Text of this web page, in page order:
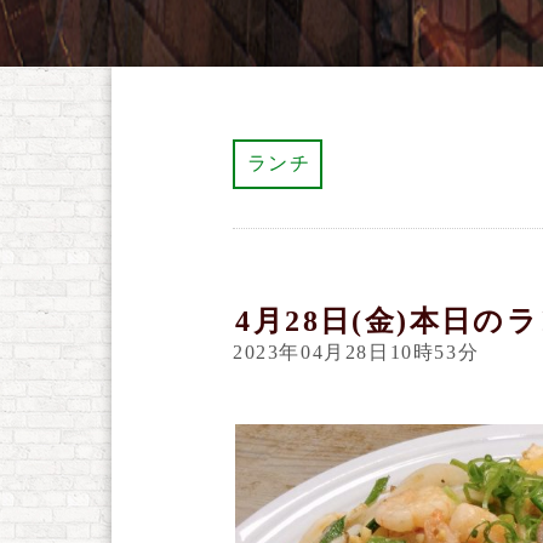
ランチ
4月28日(金)本日の
2023年04月28日10時53分